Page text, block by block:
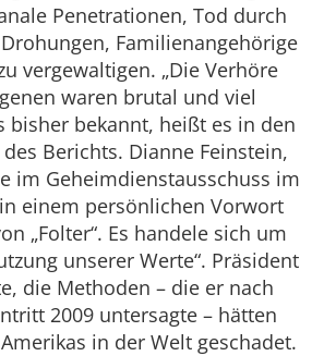
Penetrationen, Tod durch
Familienangehörige
vergewaltigen. „Die Verhöre
waren brutal und viel
bisher bekannt, heißt es in den
Berichts. Dianne Feinstein,
im Geheimdienstausschuss im
einem persönlichen Vorwort
„Folter“. Es handele sich um
unserer Werte“. Präsident
die Methoden – die er nach
2009 untersagte – hätten
in der Welt geschadet.